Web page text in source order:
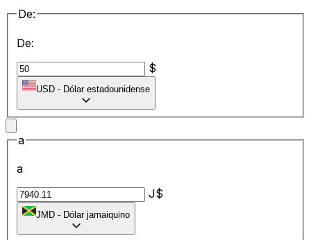
De:
De:
$
USD - Dólar estadounidense
a
a
J$
JMD - Dólar jamaiquino